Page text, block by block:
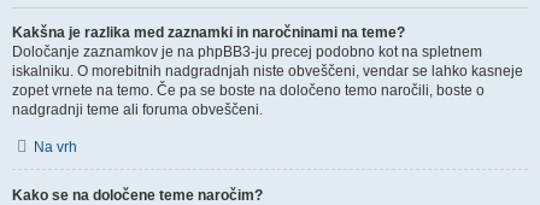
Kakšna je razlika med zaznamki in naročninami na teme?
Določanje zaznamkov je na phpBB3-ju precej podobno kot na spletnem
iskalniku. O morebitnih nadgradnjah niste obveščeni, vendar se lahko kasneje
zopet vrnete na temo. Če pa se boste na določeno temo naročili, boste o
nadgradnji teme ali foruma obveščeni.
Na vrh
Kako se na določene teme naročim?